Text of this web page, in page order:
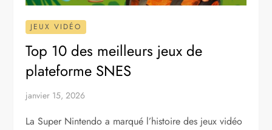
JEUX VIDÉO
Top 10 des meilleurs jeux de
plateforme SNES
janvier 15, 2026
La Super Nintendo a marqué l’histoire des jeux vidéo